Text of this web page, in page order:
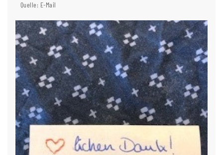
Quelle: E-Mail